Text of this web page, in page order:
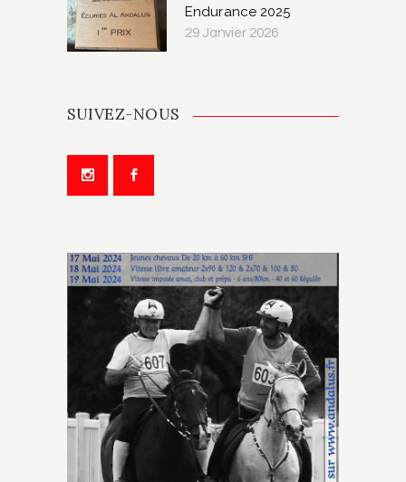
Endurance 2025
29 Janvier 2026
SUIVEZ-NOUS